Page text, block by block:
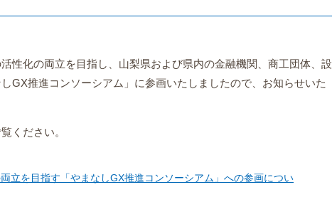
性化の両立を目指し、山梨県および県内の金融機関、商工団体、設
GX推進コンソーシアム」に参画いたしましたので、お知らせいた
ください。
立を目指す「やまなしGX推進コンソーシアム」への参画につい